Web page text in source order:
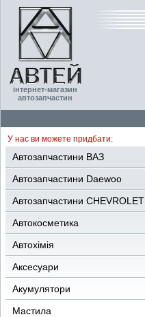
інтернет-магазин
автозапчастин
У нас ви можете придбати:
Автозапчастини ВАЗ
Автозапчастини Daewoo
Автозапчастини CHEVROLET
Автокосметика
Автохімія
Аксесуари
Акумулятори
Мастила